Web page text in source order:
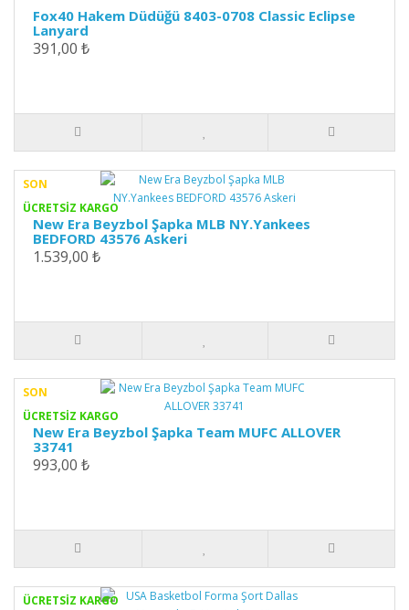
Fox40 Hakem Düdüğü 8403-0708 Classic Eclipse
Lanyard
391,00 ₺
SON
ÜCRETSİZ KARGO
New Era Beyzbol Şapka MLB NY.Yankees
BEDFORD 43576 Askeri
1.539,00 ₺
SON
ÜCRETSİZ KARGO
New Era Beyzbol Şapka Team MUFC ALLOVER
33741
993,00 ₺
ÜCRETSİZ KARGO